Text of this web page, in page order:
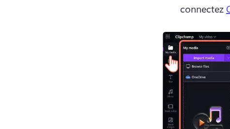
connectez